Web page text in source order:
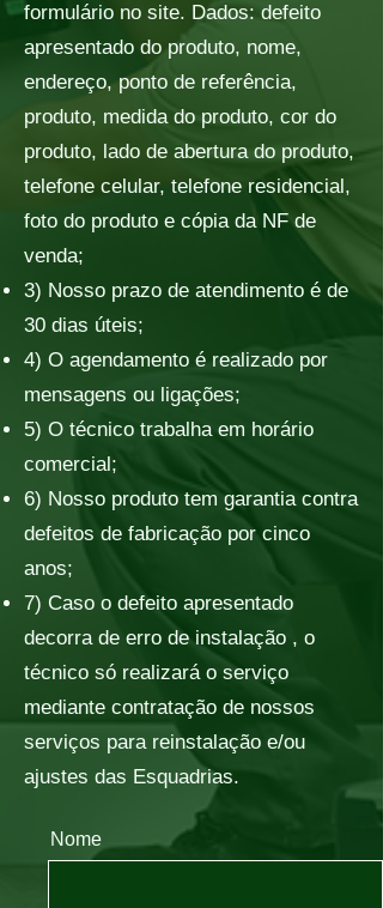
formulário no site. Dados: defeito
apresentado do produto, nome,
endereço, ponto de referência,
produto, medida do produto, cor do
produto, lado de abertura do produto,
telefone celular, telefone residencial,
foto do produto e cópia da NF de
venda;
3) Nosso prazo de atendimento é de
30 dias úteis;
4) O agendamento é realizado por
mensagens ou ligações;
5) O técnico trabalha em horário
comercial;
6) Nosso produto tem garantia contra
defeitos de fabricação por cinco
anos;
7) Caso o defeito apresentado
decorra de erro de instalação , o
técnico só realizará o serviço
mediante contratação de nossos
serviços para reinstalação e/ou
ajustes das Esquadrias.
Nome